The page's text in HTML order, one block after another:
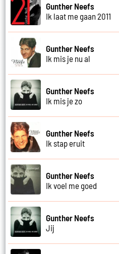
Gunther Neefs
Ik laat me gaan 2011
Gunther Neefs
Ik mis je nu al
Gunther Neefs
Ik mis je zo
Gunther Neefs
Ik stap eruit
Gunther Neefs
Ik voel me goed
Gunther Neefs
Jij